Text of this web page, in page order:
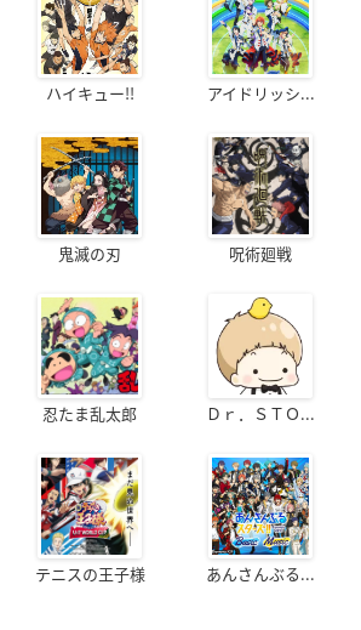
ハイキュー!! アイドリッシ...
鬼滅の刃 呪術廻戦
忍たま乱太郎 Ｄｒ．ＳＴＯ...
テニスの王子様 あんさんぶる...